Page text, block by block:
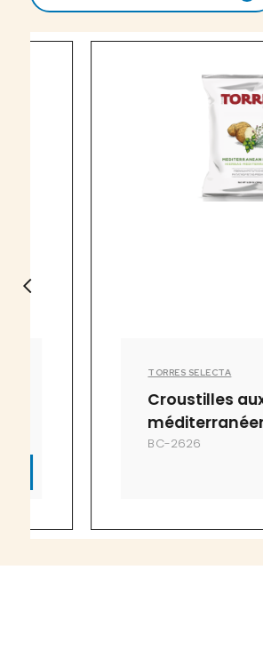
TORRES SELECTA
Croustilles aux
méditerranéennes
BC-2626